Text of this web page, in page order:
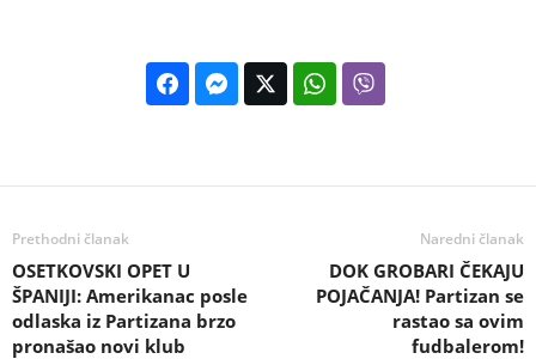
Prethodni članak
OSETKOVSKI OPET U
ŠPANIJI: Amerikanac posle
odlaska iz Partizana brzo
pronašao novi klub
Naredni članak
DOK GROBARI ČEKAJU
POJAČANJA! Partizan se
rastao sa ovim
fudbalerom!